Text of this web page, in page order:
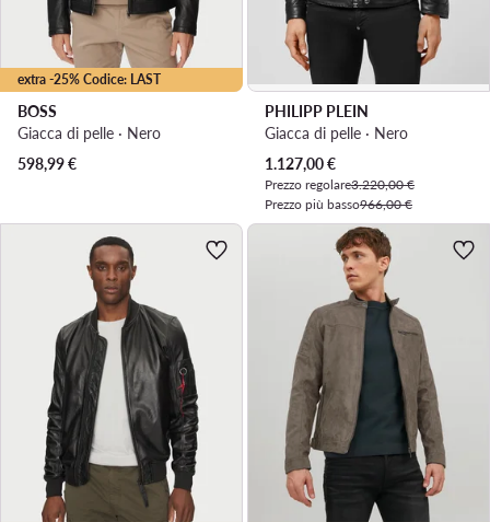
extra -25% Codice: LAST
BOSS
Giacca di pelle · Nero
598,99€
PHILIPP PLEIN
Giacca di pelle · Nero
Prezzo attuale
1.127,00€
Prezzo regolare3.220,00 €
Prezzo più basso966,00 €